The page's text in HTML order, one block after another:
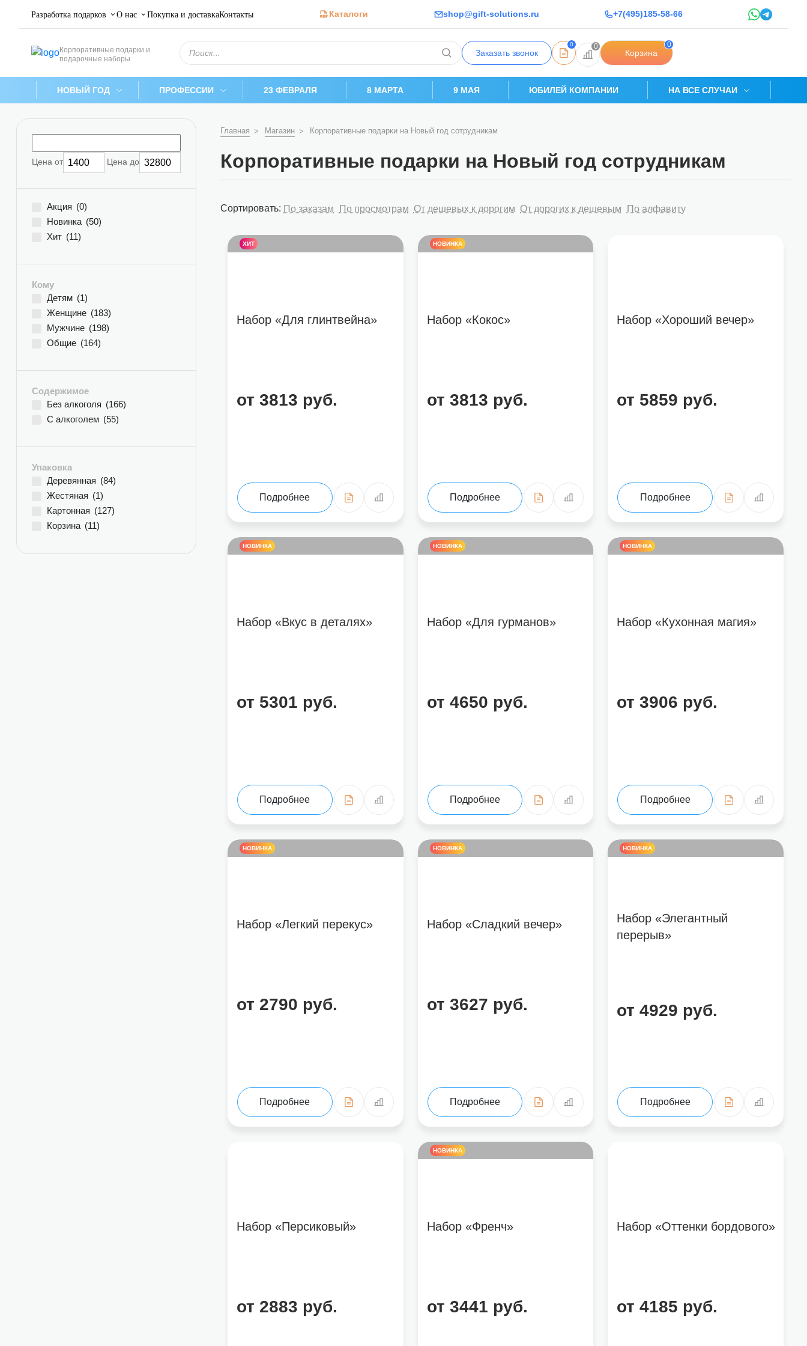
Разработка подарков О нас Покупка и доставкаКонтакты Каталоги shop@gift-solutions.ru +7(495)185-58-66
Корпоративные подарки и
подарочные наборы
Поиск
товаров
Заказать звонок
0 0
Корзина
0
НОВЫЙ ГОД ПРОФЕССИИ 23 ФЕВРАЛЯ 8 МАРТА 9 МАЯ ЮБИЛЕЙ КОМПАНИИ НА ВСЕ СЛУЧАИ
Цена от Цена до
Акция (0)
Новинка (50)
Хит (11)
Кому
Детям (1)
Женщине (183)
Мужчине (198)
Общие (164)
Содержимое
Без алкоголя (166)
С алкоголем (55)
Упаковка
Деревянная (84)
Жестяная (1)
Картонная (127)
Корзина (11)
Главная Магазин Корпоративные подарки на Новый год сотрудникам
Корпоративные подарки на Новый год сотрудникам
Сортировать: По заказам По просмотрам От дешевых к дорогим От дорогих к дешевым По алфавиту
ХИТ
Набор «Для глинтвейна»
от 3813 руб.
Подробнее
НОВИНКА
Набор «Кокос»
от 3813 руб.
Подробнее
Набор «Хороший вечер»
от 5859 руб.
Подробнее
НОВИНКА
Набор «Вкус в деталях»
от 5301 руб.
Подробнее
НОВИНКА
Набор «Для гурманов»
от 4650 руб.
Подробнее
НОВИНКА
Набор «Кухонная магия»
от 3906 руб.
Подробнее
НОВИНКА
Набор «Легкий перекус»
от 2790 руб.
Подробнее
НОВИНКА
Набор «Сладкий вечер»
от 3627 руб.
Подробнее
НОВИНКА
Набор «Элегантный
перерыв»
от 4929 руб.
Подробнее
Набор «Персиковый»
от 2883 руб.
НОВИНКА
Набор «Френч»
от 3441 руб.
Набор «Оттенки бордового»
от 4185 руб.